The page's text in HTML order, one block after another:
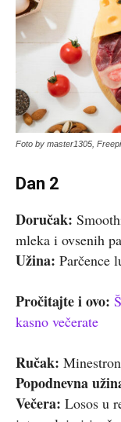
Foto by master1305,
Dan 2
Doručak:
mleka i ovsenih
Užina: Parčence
Pročitajte i ovo:
kasno večerate
Ručak:
Popodnevna
Večera: Losos u